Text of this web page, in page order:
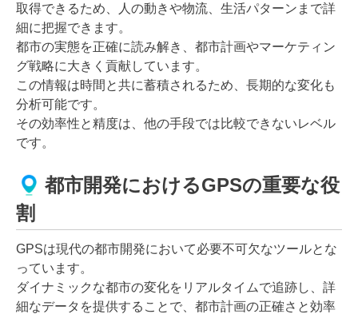
取得できるため、人の動きや物流、生活パターンまで詳
細に把握できます。
都市の実態を正確に読み解き、都市計画やマーケティン
グ戦略に大きく貢献しています。
この情報は時間と共に蓄積されるため、長期的な変化も
分析可能です。
その効率性と精度は、他の手段では比較できないレベル
です。
都市開発におけるGPSの重要な役
割
GPSは現代の都市開発において必要不可欠なツールとな
っています。
ダイナミックな都市の変化をリアルタイムで追跡し、詳
細なデータを提供することで、都市計画の正確さと効率